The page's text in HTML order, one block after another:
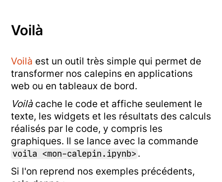
Voilà
Voilà est un outil très simple qui permet de
transformer nos calepins en applications
web ou en tableaux de bord.
Voilàcache le code et affiche seulement le
texte, les widgets et les résultats des calculs
réalisés par le code, y compris les
graphiques. Il se lance avec la commande
voila <mon-calepin.ipynb> .
Si l'on reprend nos exemples précédents,